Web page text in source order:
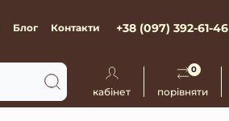
Блог Контакти +38 (097) 392-61-46
кабінет порівняти
0